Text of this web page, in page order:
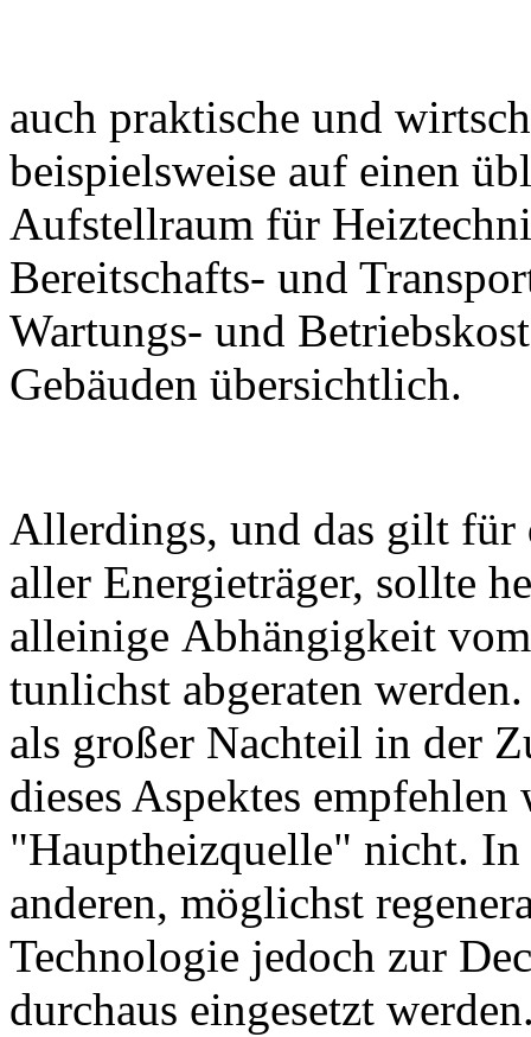
auch praktische und
beispielsweise auf einen
Aufstellraum für
Bereitschafts- und
Wartungs- und
Gebäuden übersichtlich.
Allerdings, und das gilt für
aller Energieträger, sollte
alleinige Abhängigkeit
tunlichst abgeraten
als großer Nachteil in der
dieses Aspektes
"Hauptheizquelle" nicht.
anderen, möglichst
Technologie jedoch zur
durchaus eingesetzt